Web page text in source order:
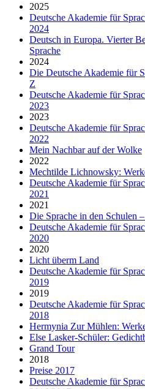
2025
Deutsche Akademie für
2024
Deutsch in Europa. Vierter
Sprache
2024
Die Deutsche Akademie für
Z
Deutsche Akademie für
2023
2023
Deutsche Akademie für
2022
Mein Nachbar auf der Wolke
2022
Mechtilde Lichnowsky:
Deutsche Akademie für
2021
2021
Die Sprache in den Schulen
Deutsche Akademie für
2020
2020
Licht überm Land
Deutsche Akademie für
2019
2019
Deutsche Akademie für
2018
Hermynia Zur Mühlen:
Else Lasker-Schüler:
Grand Tour
2018
Preise 2017
Deutsche Akademie für